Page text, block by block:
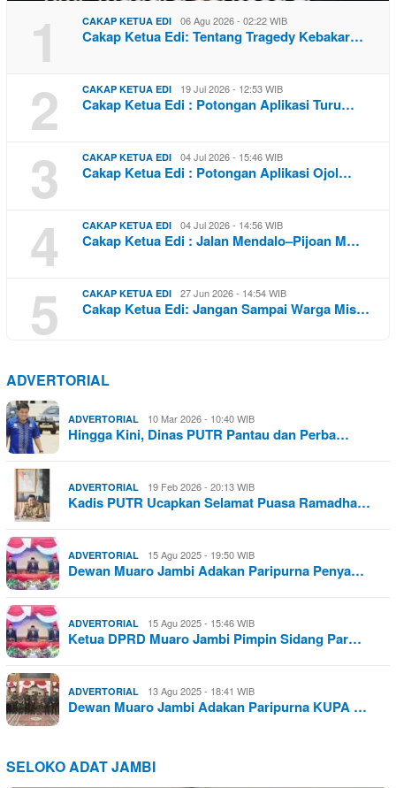
1 CAKAP KETUA EDI 06 Agu 2026 - 02:22 WIB
Cakap Ketua Edi: Tentang Tragedy Kebakar…
2 CAKAP KETUA EDI 19 Jul 2026 - 12:53 WIB
Cakap Ketua Edi : Potongan Aplikasi Turu…
3 CAKAP KETUA EDI 04 Jul 2026 - 15:46 WIB
Cakap Ketua Edi : Potongan Aplikasi Ojol…
4 CAKAP KETUA EDI 04 Jul 2026 - 14:56 WIB
Cakap Ketua Edi : Jalan Mendalo–Pijoan M…
5 CAKAP KETUA EDI 27 Jun 2026 - 14:54 WIB
Cakap Ketua Edi: Jangan Sampai Warga Mis…
ADVERTORIAL
ADVERTORIAL 10 Mar 2026 - 10:40 WIB
Hingga Kini, Dinas PUTR Pantau dan Perba…
ADVERTORIAL 19 Feb 2026 - 20:13 WIB
Kadis PUTR Ucapkan Selamat Puasa Ramadha…
ADVERTORIAL 15 Agu 2025 - 19:50 WIB
Dewan Muaro Jambi Adakan Paripurna Penya…
ADVERTORIAL 15 Agu 2025 - 15:46 WIB
Ketua DPRD Muaro Jambi Pimpin Sidang Par…
ADVERTORIAL 13 Agu 2025 - 18:41 WIB
Dewan Muaro Jambi Adakan Paripurna KUPA …
SELOKO ADAT JAMBI